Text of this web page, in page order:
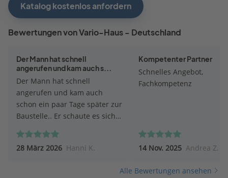
Katalog kostenlos anfordern
Bewertungen von Vario-Haus - Deutschland
Der Mann hat schnell
angerufen und kam auch s...
Der Mann hat schnell
angerufen und kam auch
schon ein paar Tage später zur
Baustelle.. Er schaute es sich
wie der Anbau zu realisieren
ist. Machte Fotos, hörte sich
28 März 2026 Hanni K.
Kompetenter Partner
Schnelles Angebot,
Fachkompetenz
14 Nov. 2025 Andrea Z.
Alle Bewertungen ansehen